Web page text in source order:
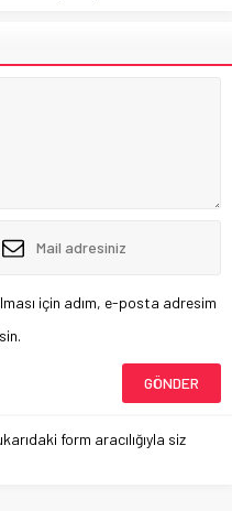
için adım, e-posta adresim
form aracılığıyla siz